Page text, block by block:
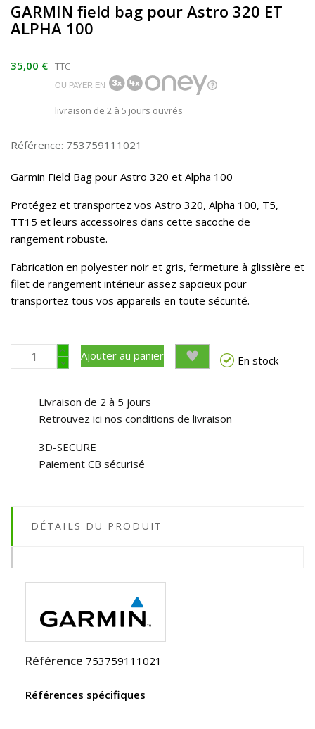
GARMIN field bag pour Astro 320 ET
ALPHA 100
35,00 € TTC
OU PAYER EN
livraison de 2 à 5 jours ouvrés
Référence: 753759111021
Garmin Field Bag pour Astro 320 et Alpha 100
Protégez et transportez vos Astro 320, Alpha 100, T5,
TT15 et leurs accessoires dans cette sacoche de
rangement robuste.
Fabrication en polyester noir et gris, fermeture à glissière et
filet de rangement intérieur assez sapcieux pour
transportez tous vos appareils en toute sécurité.
Ajouter au panier En stock
Livraison de 2 à 5 jours
Retrouvez ici nos conditions de livraison
3D-SECURE
Paiement CB sécurisé
DÉTAILS DU PRODUIT
Référence 753759111021
Références spécifiques